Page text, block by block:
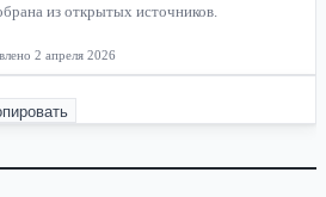
из открытых источников.
2 апреля 2026